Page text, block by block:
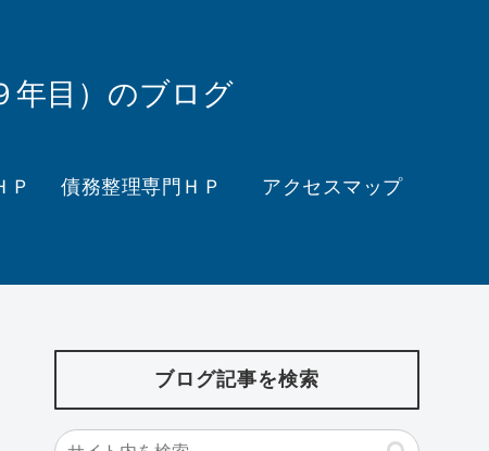
年目）のブログ
Ｐ 債務整理専門ＨＰ アクセスマップ
ブログ記事を検索